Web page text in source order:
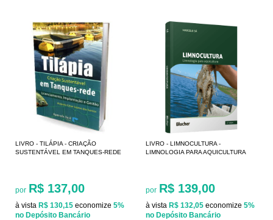
LIVRO - TILÁPIA - CRIAÇÃO
SUSTENTÁVEL EM TANQUES-REDE
por R$ 137,00
à vista R$ 130,15 economize 5%
no Depósito Bancário
LIVRO - LIMNOCULTURA -
LIMNOLOGIA PARA AQUICULTURA
por R$ 139,00
à vista R$ 132,05 economize 5%
no Depósito Bancário